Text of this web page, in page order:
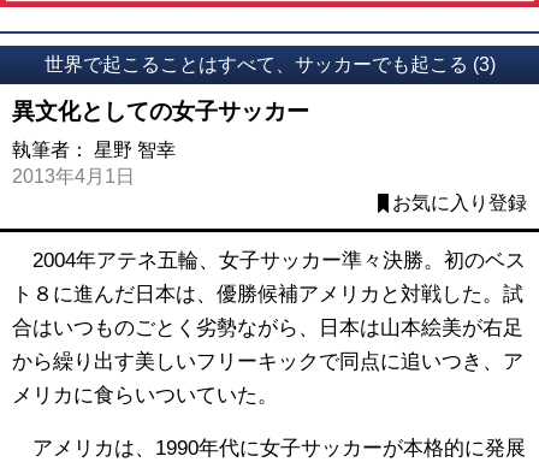
世界で起こることはすべて、サッカーでも起こる (3)
異文化としての女子サッカー
執筆者： 星野 智幸
2013年4月1日
お気に入り登録
2004年アテネ五輪、女子サッカー準々決勝。初のベス
ト８に進んだ日本は、優勝候補アメリカと対戦した。試
合はいつものごとく劣勢ながら、日本は山本絵美が右足
から繰り出す美しいフリーキックで同点に追いつき、ア
メリカに食らいついていた。
アメリカは、1990年代に女子サッカーが本格的に発展